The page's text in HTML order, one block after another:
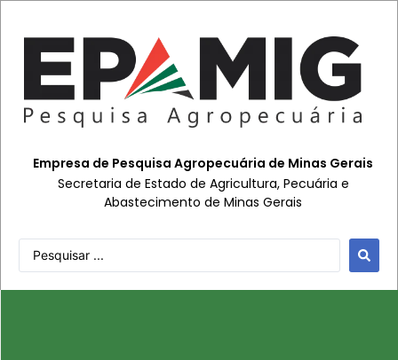
Empresa de Pesquisa Agropecuária de Minas Gerais
Secretaria de Estado de Agricultura, Pecuária e
Abastecimento de Minas Gerais